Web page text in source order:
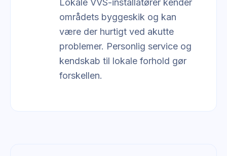
Lokale VVS-installatører kender
områdets byggeskik og kan
være der hurtigt ved akutte
problemer. Personlig service og
kendskab til lokale forhold gør
forskellen.